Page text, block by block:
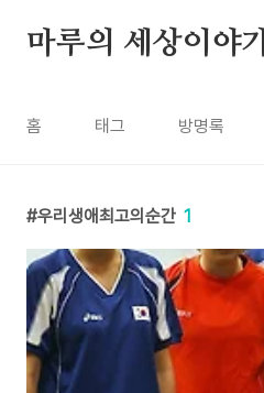
마루의 세상이야기
홈 태그 방명록
우리생애최고의순간 1